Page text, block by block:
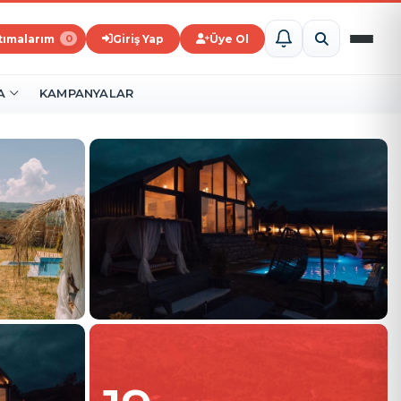
0 Giriş Yap Üye Ol
KAMPANYALAR